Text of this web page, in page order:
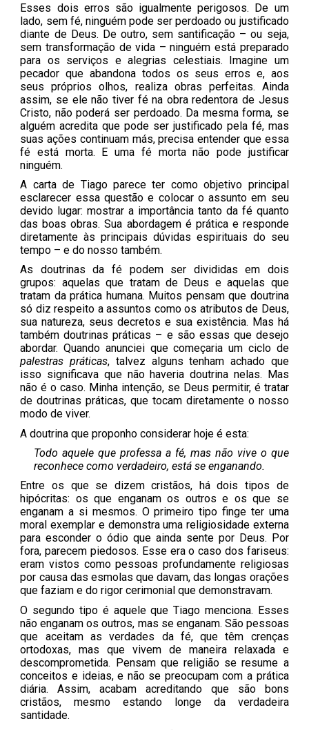
Esses dois erros são igualmente perigosos. De um
lado, sem fé, ninguém pode ser perdoado ou justificado
diante de Deus. De outro, sem santificação – ou seja,
sem transformação de vida – ninguém está preparado
para os serviços e alegrias celestiais. Imagine um
pecador que abandona todos os seus erros e, aos
seus próprios olhos, realiza obras perfeitas. Ainda
assim, se ele não tiver fé na obra redentora de Jesus
Cristo, não poderá ser perdoado. Da mesma forma, se
alguém acredita que pode ser justificado pela fé, mas
suas ações continuam más, precisa entender que essa
fé está morta. E uma fé morta não pode justificar
ninguém.
A carta de Tiago parece ter como objetivo principal
esclarecer essa questão e colocar o assunto em seu
devido lugar: mostrar a importância tanto da fé quanto
das boas obras. Sua abordagem é prática e responde
diretamente às principais dúvidas espirituais do seu
tempo – e do nosso também.
As doutrinas da fé podem ser divididas em dois
grupos: aquelas que tratam de Deus e aquelas que
tratam da prática humana. Muitos pensam que doutrina
só diz respeito a assuntos como os atributos de Deus,
sua natureza, seus decretos e sua existência. Mas há
também doutrinas práticas – e são essas que desejo
abordar. Quando anunciei que começaria um ciclo de
palestras práticas, talvez alguns tenham achado que
isso significava que não haveria doutrina nelas. Mas
não é o caso. Minha intenção, se Deus permitir, é tratar
de doutrinas práticas, que tocam diretamente o nosso
modo de viver.
A doutrina que proponho considerar hoje é esta:
Todo aquele que professa a fé, mas não vive o que
reconhece como verdadeiro, está se enganando.
Entre os que se dizem cristãos, há dois tipos de
hipócritas: os que enganam os outros e os que se
enganam a si mesmos. O primeiro tipo finge ter uma
moral exemplar e demonstra uma religiosidade externa
para esconder o ódio que ainda sente por Deus. Por
fora, parecem piedosos. Esse era o caso dos fariseus:
eram vistos como pessoas profundamente religiosas
por causa das esmolas que davam, das longas orações
que faziam e do rigor cerimonial que demonstravam.
O segundo tipo é aquele que Tiago menciona. Esses
não enganam os outros, mas se enganam. São pessoas
que aceitam as verdades da fé, que têm crenças
ortodoxas, mas que vivem de maneira relaxada e
descomprometida. Pensam que religião se resume a
conceitos e ideias, e não se preocupam com a prática
diária. Assim, acabam acreditando que são bons
cristãos, mesmo estando longe da verdadeira
santidade.